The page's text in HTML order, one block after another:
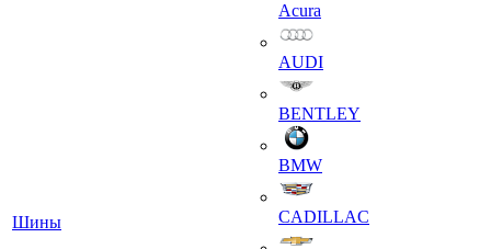
Шины
Acura
AUDI
BENTLEY
BMW
CADILLAC